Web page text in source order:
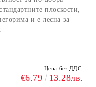
плоскости,
и е лесна за
Цена без ДДС:
€6.79 13.28лв.